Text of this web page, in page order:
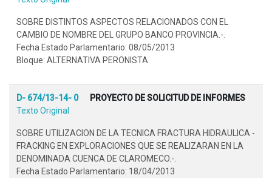
SOBRE DISTINTOS ASPECTOS RELACIONADOS CON EL
CAMBIO DE NOMBRE DEL GRUPO BANCO PROVINCIA.-.
Fecha Estado Parlamentario: 08/05/2013
Bloque: ALTERNATIVA PERONISTA
D- 674/13-14- 0
PROYECTO DE SOLICITUD DE INFORMES
Texto Original
SOBRE UTILIZACION DE LA TECNICA FRACTURA HIDRAULICA -
FRACKING EN EXPLORACIONES QUE SE REALIZARAN EN LA
DENOMINADA CUENCA DE CLAROMECO.-.
Fecha Estado Parlamentario: 18/04/2013